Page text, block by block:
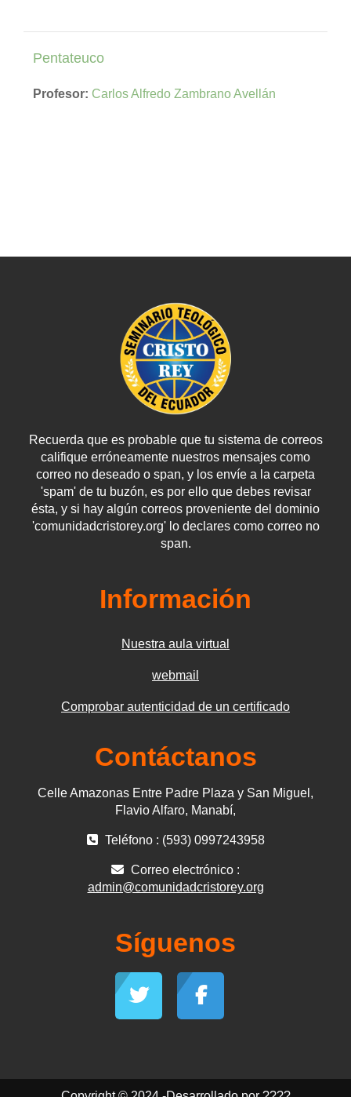
Pentateuco
Profesor: Carlos Alfredo Zambrano Avellán
Recuerda que es probable que tu sistema de correos
califique erróneamente nuestros mensajes como
correo no deseado o span, y los envíe a la carpeta
'spam' de tu buzón, es por ello que debes revisar
ésta, y si hay algún correos proveniente del dominio
'comunidadcristorey.org' lo declares como correo no
span.
Información
Nuestra aula virtual
webmail
Comprobar autenticidad de un certificado
Contáctanos
Celle Amazonas Entre Padre Plaza y San Miguel,
Flavio Alfaro, Manabí,
Teléfono : (593) 0997243958
Correo electrónico :
admin@comunidadcristorey.org
Síguenos